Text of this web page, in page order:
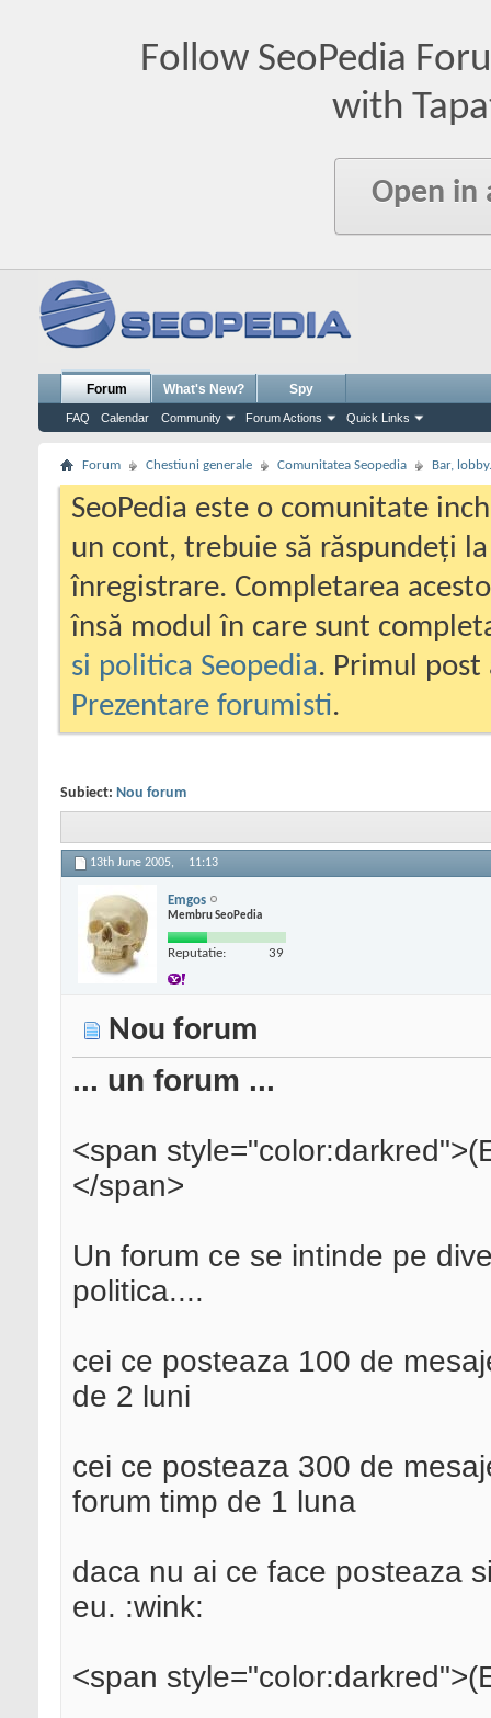
Follow SeoPedia
with
Open in
Forum
FAQ Calendar Community Forum Actions Quick Links
What's New? Spy
Forum Chestiuni generale Comunitatea Seopedia Bar,
SeoPedia este o comunitate
un cont, trebuie să răspundeți
înregistrare. Completarea
însă modul în care sunt
si politica Seopedia. Primul
Prezentare forumisti.
Subiect: Nou forum
13th June 2005, 11:13
Emgos
Membru SeoPedia
Reputatie: 39
Nou forum
... un forum ...
<span
</span>
Un forum ce se intinde pe
politica....
cei ce posteaza 100 de
de 2 luni
cei ce posteaza 300 de
forum timp de 1 luna
daca nu ai ce face posteaza
eu. :wink:
<span